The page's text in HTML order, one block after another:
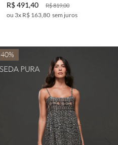
R$819,00
R$491,40
3x R$ 163,80 sem juros
40%